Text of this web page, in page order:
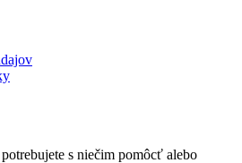
s niečim pomôcť alebo